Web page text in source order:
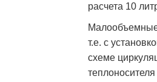
расчета 10
т.е. с
схеме